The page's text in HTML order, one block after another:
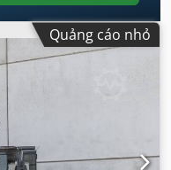
Quảng cáo nhỏ